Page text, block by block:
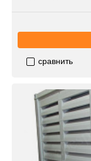
сравнить